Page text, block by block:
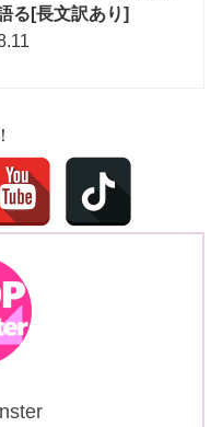
る[長文訳あり]